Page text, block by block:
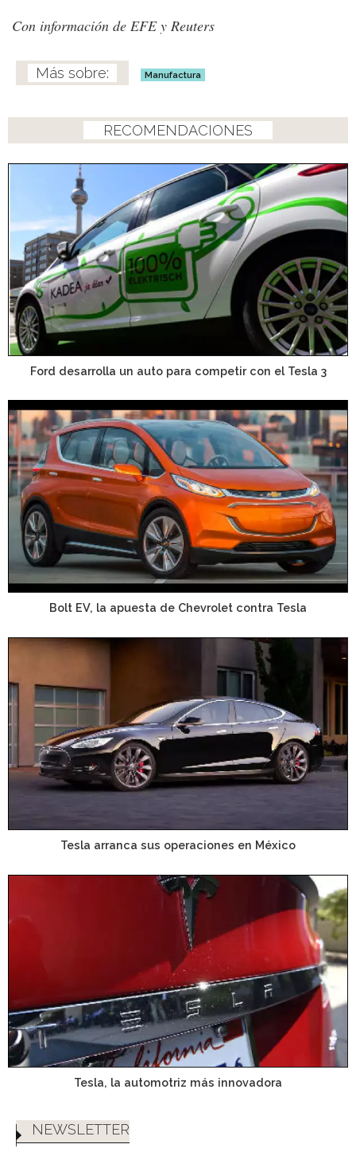
Con información de EFE y Reuters
Manufactura
RECOMENDACIONES
Ford desarrolla un auto para competir con el Tesla 3
Bolt EV, la apuesta de Chevrolet contra Tesla
Tesla arranca sus operaciones en México
Tesla, la automotriz más innovadora
NEWSLETTER